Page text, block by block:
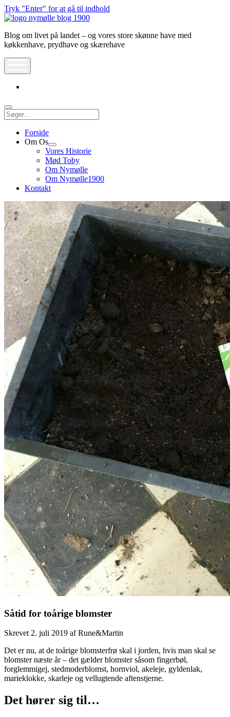
Tryk "Enter" for at gå til indhold
Nymølle1900
Blog om livet på landet – og vores store skønne have med
køkkenhave, prydhave og skærehave
Søg
Forside
Om Os
Åbn
dropdown
meny
Vores Historie
Mød Toby
Om Nymølle
Om Nymølle1900
Kontakt
Såtid for toårige blomster
Skrevet2. juli 2019 afRune&Martin
Det er nu, at de toårige blomsterfrø skal i jorden, hvis man skal se
blomster næste år – det gælder blomster såsom fingerbøl,
forglemmigej, stedmoderblomst, hornviol, akeleje, gyldenlak,
marieklokke, skarleje og vellugtende aftenstjerne.
Det hører sig til…